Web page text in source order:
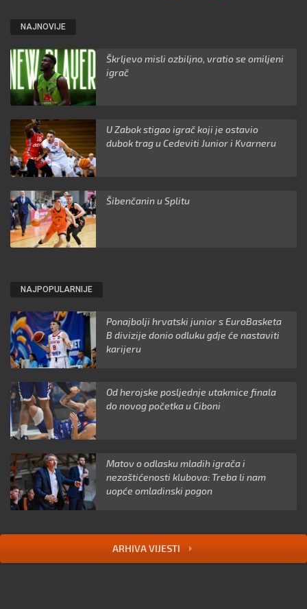
NAJNOVIJE
Škrljevo misli ozbiljno, vratio se omiljeni
igrač
U Zabok stigao igrač koji je ostavio
dubok trag u Cedeviti Junior i Kvarneru
Šibenčanin u Splitu
NAJPOPULARNIJE
Ponajbolji hrvatski junior s EuroBasketa
B divizije donio odluku gdje će nastaviti
karijeru
Od herojske posljednje utakmice finala
do novog početka u Ciboni
Matov o odlasku mladih igrača i
nezaštićenosti klubova: Treba li nam
uopće omladinski pogon
ARHIVA VIJESTI